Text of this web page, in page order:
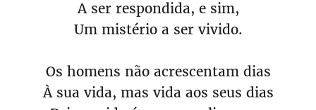
A ser respondida, e sim,
Um mistério a ser vivido.
Os homens não acrescentam dias
À sua vida, mas vida aos seus dias